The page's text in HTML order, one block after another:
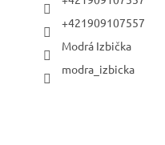
+421909107557
Modrá Izbička
modra_izbicka